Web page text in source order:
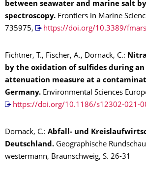
between seawater and marine salt
spectroscopy. Frontiers in Marine
735975,
https://doi.org/10.3389/
Fichtner, T., Fischer, A., Dornack, C.:
by the oxidation of sulfides during
attenuation measure at a
Germany. Environmental Sciences
https://doi.org/10.1186/s12302-021-
Dornack, C.: Abfall- und
Deutschland. Geographische
westermann, Braunschweig, S. 26-31